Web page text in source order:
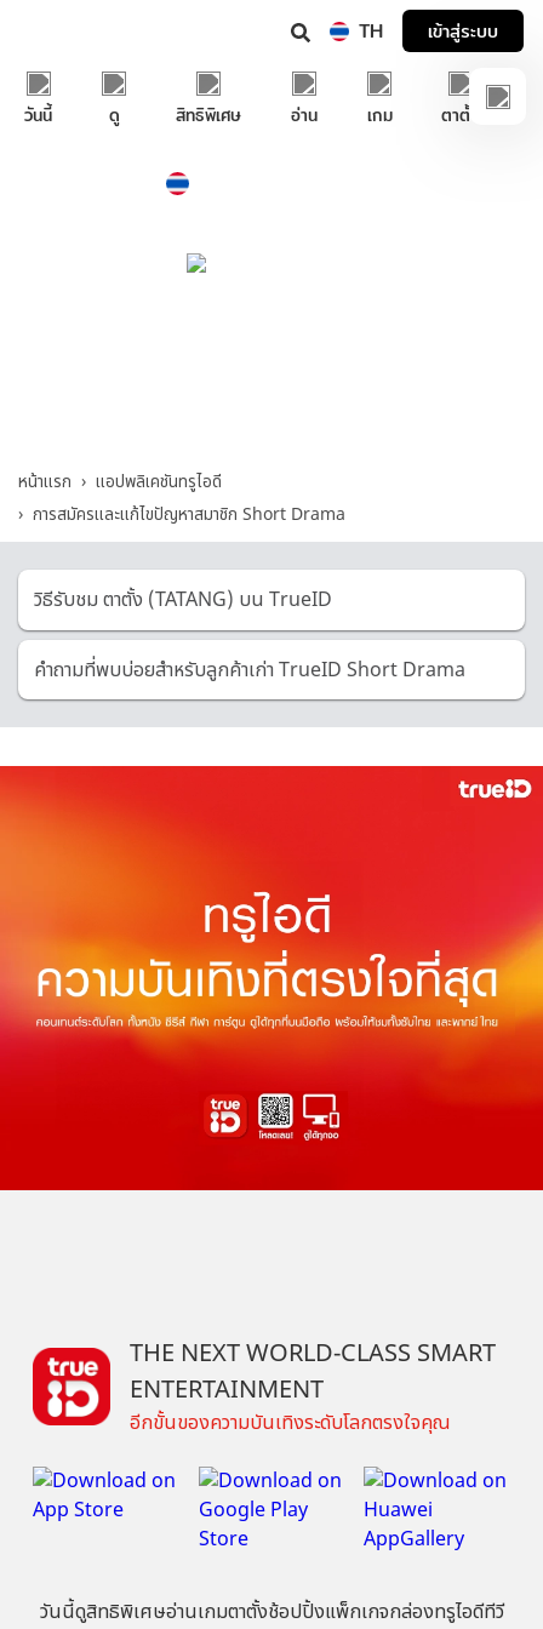
TH เข้าสู่ระบบ
วันนี้ ดู สิทธิพิเศษ อ่าน เกม ตาตั้ง
หน้าแรก
แอปพลิเคชันทรูไอดี
การสมัครและแก้ไขปัญหาสมาชิก Short Drama
วิธีรับชม ตาตั้ง (TATANG) บน TrueID
คำถามที่พบบ่อยสำหรับลูกค้าเก่า TrueID Short Drama
THE NEXT WORLD-CLASS SMART
ENTERTAINMENT
อีกขั้นของความบันเทิงระดับโลกตรงใจคุณ
วันนี้ดูสิทธิพิเศษอ่านเกมตาตั้งช้อปปิ้งแพ็กเกจกล่องทรูไอดีทีวี